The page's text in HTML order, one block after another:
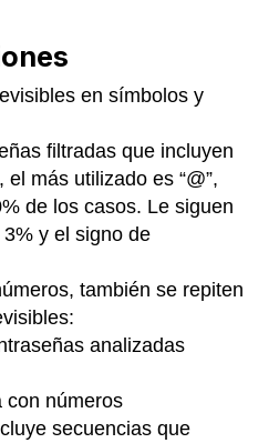
en símbolos y
filtradas que incluyen
más utilizado es “@”,
de los casos. Le siguen
y el signo de
también se repiten
analizadas
con números
secuencias que